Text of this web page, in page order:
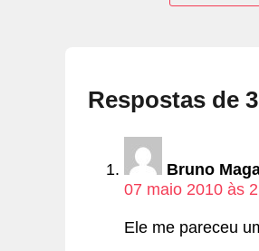
Respostas de 3
Bruno
07 maio 2010 às
Ele me pareceu